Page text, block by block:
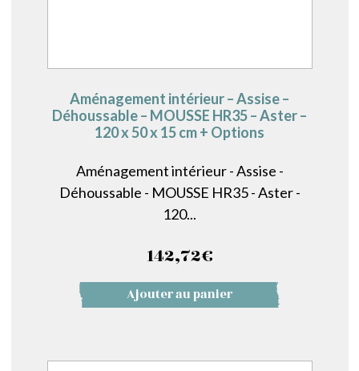
Aménagement intérieur – Assise –
Déhoussable – MOUSSE HR35 – Aster –
120 x 50 x 15 cm + Options
Aménagement intérieur - Assise -
Déhoussable - MOUSSE HR35 - Aster -
120...
142,72€
Ajouter au panier